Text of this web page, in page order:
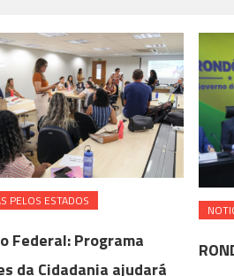
PELOS ESTADOS
Federal: Programa
da Cidadania ajudará